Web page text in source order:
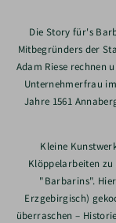
Die Story für's
Mitbegründers der
Adam Riese rechnen
Unternehmerfrau
Jahre 1561
Kleine
Klöppelarbeiten
"Barbarins".
Erzgebirgisch)
überraschen –